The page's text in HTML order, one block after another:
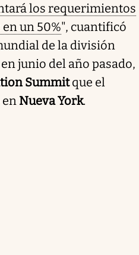
los requerimientos
un 50%", cuantificó
de la división
en junio del año pasado,
Summitque el
Nueva York.